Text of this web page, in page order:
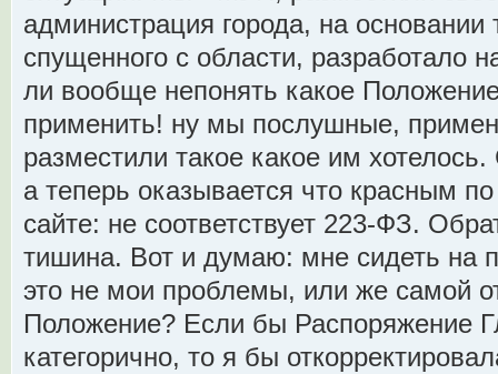
администрация города, на основании
спущенного с области, разработало
ли вообще непонять какое
применить! ну мы послушные,
разместили такое какое им
а теперь оказывается что красным
сайте: не соответствует 223-ФЗ.
тишина. Вот и думаю: мне сидеть на
это не мои проблемы, или же самой
Положение? Если бы Распоряжение
категорично, то я бы